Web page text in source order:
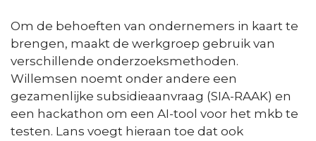
Om de behoeften van ondernemers in kaart te
brengen, maakt de werkgroep gebruik van
verschillende onderzoeksmethoden.
Willemsen noemt onder andere een
gezamenlijke subsidieaanvraag (SIA-RAAK) en
een hackathon om een AI-tool voor het mkb te
testen. Lans voegt hieraan toe dat ook